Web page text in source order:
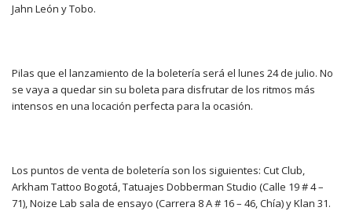
Jahn León y Tobo.
Pilas que el lanzamiento de la boletería será el lunes 24 de julio. No
se vaya a quedar sin su boleta para disfrutar de los ritmos más
intensos en una locación perfecta para la ocasión.
Los puntos de venta de boletería son los siguientes: Cut Club,
Arkham Tattoo Bogotá, Tatuajes Dobberman Studio (Calle 19 # 4 –
71), Noize Lab sala de ensayo (Carrera 8 A # 16 – 46, Chía) y Klan 31.